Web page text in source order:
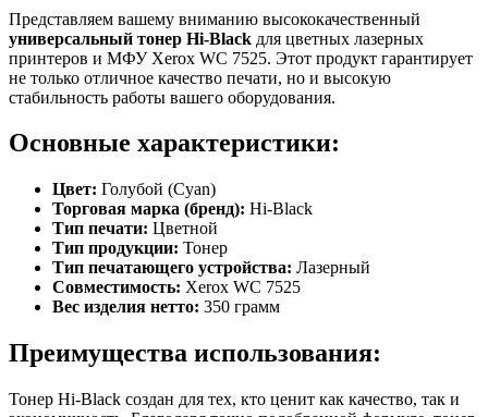
Представляем вашему вниманию высококачественный
универсальный тонер Hi-Black для цветных лазерных
принтеров и МФУ Xerox WC 7525. Этот продукт гарантирует
не только отличное качество печати, но и высокую
стабильность работы вашего оборудования.
Основные характеристики:
Цвет: Голубой (Cyan)
Торговая марка (бренд): Hi-Black
Тип печати: Цветной
Тип продукции: Тонер
Тип печатающего устройства: Лазерный
Совместимость: Xerox WC 7525
Вес изделия нетто: 350 грамм
Преимущества использования:
Тонер Hi-Black создан для тех, кто ценит как качество, так и